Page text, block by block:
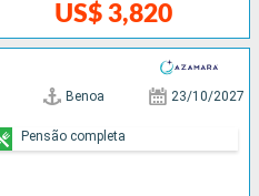
US$ 3,820
Benoa 23/10/2027
Pensão completa